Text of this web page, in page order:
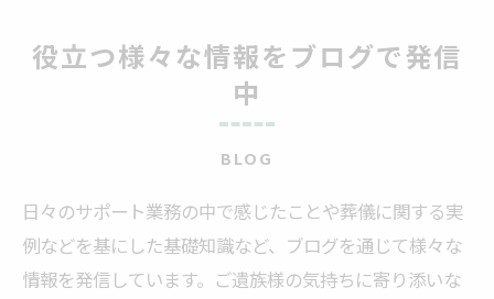
役立つ様々な情報をブログで発信
中
BLOG
日々のサポート業務の中で感じたことや葬儀に関する実
例などを基にした基礎知識など、ブログを通じて様々な
情報を発信しています。ご遺族様の気持ちに寄り添いな